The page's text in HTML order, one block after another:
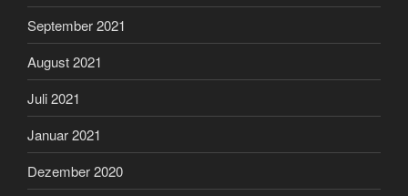
September 2021
August 2021
Juli 2021
Januar 2021
Dezember 2020